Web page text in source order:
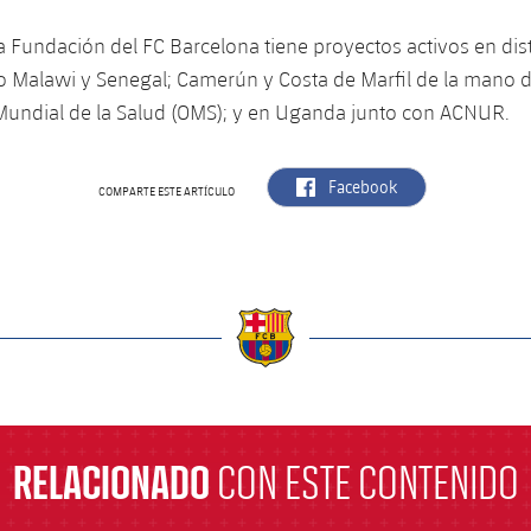
Fundación del FC Barcelona tiene proyectos activos en
Malawi y Senegal; Camerún y Costa de Marfil de la mano
de la Salud (OMS); y en Uganda junto con ACNUR.
COMPARTE ESTE ARTÍCULO label.aria.facebook
Facebook
RELACIONADO CON ESTE CONTENIDO